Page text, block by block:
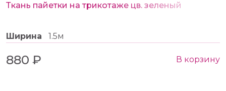
Ткань пайетки на трикотаже цв. зеленый
Ширина 1.5м
880 ₽ В корзину